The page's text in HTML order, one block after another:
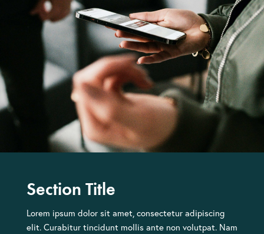
Section Title
Lorem ipsum dolor sit amet, consectetur adipiscing
elit. Curabitur tincidunt mollis ante non volutpat. Nam